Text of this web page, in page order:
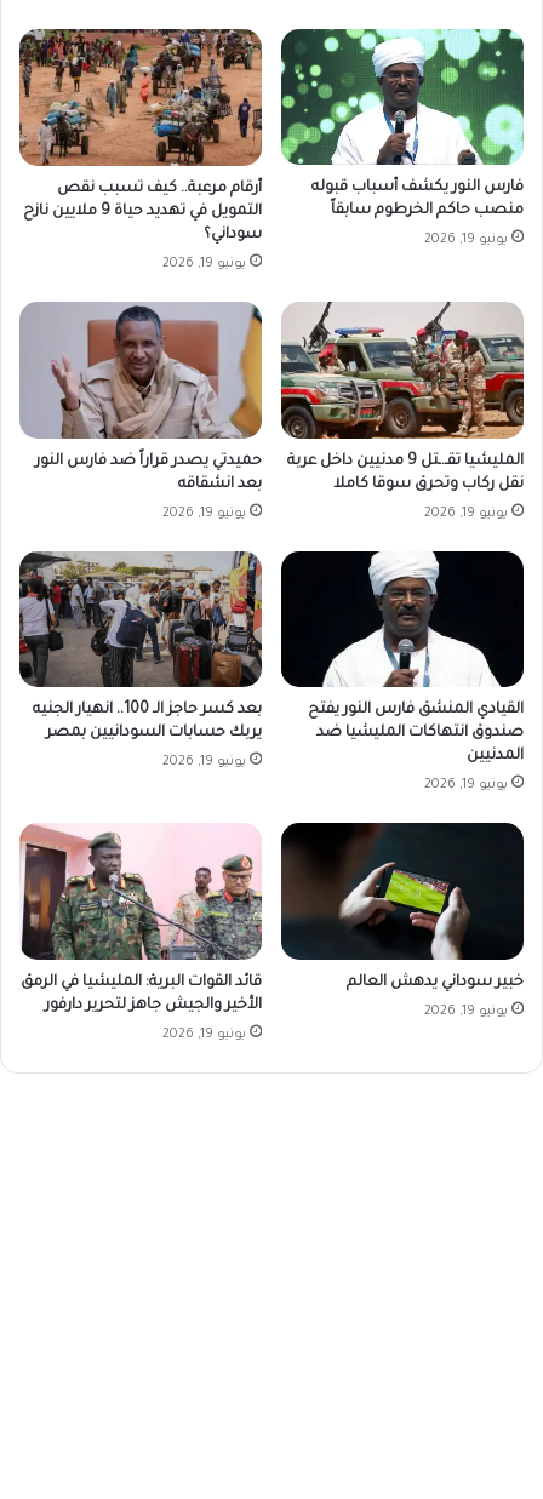
فارس النور يكشف أسباب قبوله
منصب حاكم الخرطوم سابقاً
يونيو 19, 2026
أرقام مرعبة.. كيف تسبب نقص
التمويل في تهديد حياة 9 ملايين نازح
سوداني؟
يونيو 19, 2026
المليشيا تقـ.ـتل 9 مدنيين داخل عربة
نقل ركاب وتحرق سوقا كاملا
يونيو 19, 2026
حميدتي يصدر قراراً ضد فارس النور
بعد انشقاقه
يونيو 19, 2026
القيادي المنشق فارس النور يفتح
صندوق انتهاكات المليشيا ضد
المدنيين
يونيو 19, 2026
بعد كسر حاجز الـ 100.. انهيار الجنيه
يربك حسابات السودانيين بمصر
يونيو 19, 2026
خبير سوداني يدهش العالم
يونيو 19, 2026
قائد القوات البرية: المليشيا في الرمق
الأخير والجيش جاهز لتحرير دارفور
يونيو 19, 2026